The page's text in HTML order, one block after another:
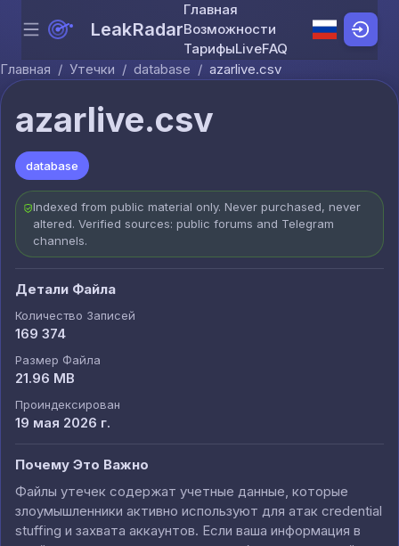
Skip to content
Menu LeakRadar
Главная
Возможности
ТарифыLiveFAQ
Главная / Утечки / database / azarlive.csv
azarlive.csv
database
Indexed from public material only. Never purchased, never
altered. Verified sources: public forums and Telegram
channels.
Детали Файла
Количество Записей
169 374
Размер Файла
21.96 MB
Проиндексирован
19 мая 2026 г.
Почему Это Важно
Файлы утечек содержат учетные данные, которые
злоумышленники активно используют для атак credential
stuffing и захвата аккаунтов. Если ваша информация в